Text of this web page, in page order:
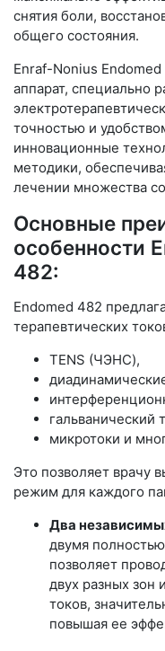
снятия боли,
общего состояния.
Enraf-Nonius
аппарат, специально
точностью и
инновационные
методики,
лечении множества
Основные
особенности
482:
Endomed 482
терапевтических
TENS (ЧЭНС),
гальванический
микротоки и
Это позволяет врачу
режим для каждого
Два
двумя
позволяет
двух разных зон
токов,
повышая ее